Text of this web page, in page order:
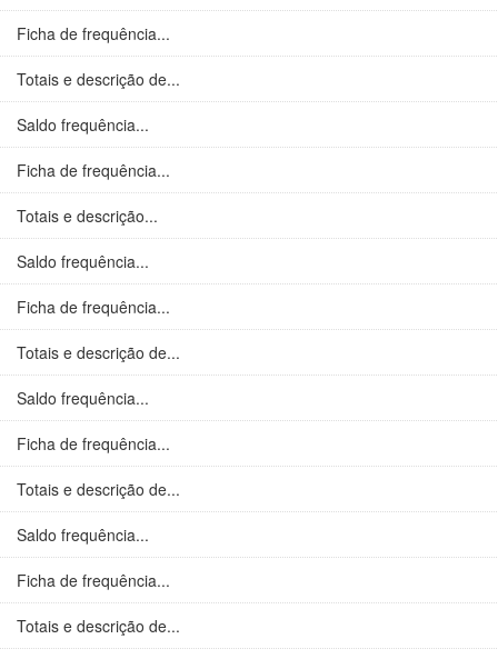
Ficha de frequência...
Totais e descrição de...
Saldo frequência...
Ficha de frequência...
Totais e descrição...
Saldo frequência...
Ficha de frequência...
Totais e descrição de...
Saldo frequência...
Ficha de frequência...
Totais e descrição de...
Saldo frequência...
Ficha de frequência...
Totais e descrição de...